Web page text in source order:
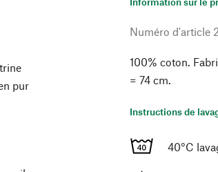
pur
Numéro d'article
100% coton.
= 74 cm.
Instructions de
40°C